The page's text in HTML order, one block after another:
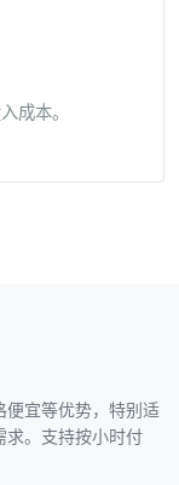
成本。
便宜等优势，特别适
求。支持按小时付